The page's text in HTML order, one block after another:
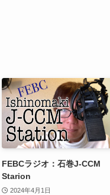
FEBCラジオ：石巻J-CCM
Starion
2024年4月1日